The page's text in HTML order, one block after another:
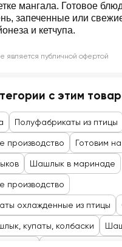
мангала. Готовое
запеченные или
и кетчупа.
является публичной офертой
с этим
Полуфабрикаты из птицы
производство Готовим
Шашлык в маринаде
производство
охлажденные из птицы
купаты, колбаски